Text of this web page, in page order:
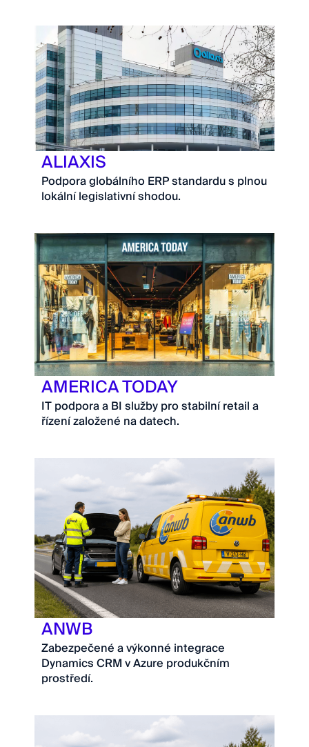
ALIAXIS
Podpora globálního ERP standardu s plnou
lokální legislativní shodou.
AMERICA TODAY
IT podpora a BI služby pro stabilní retail a
řízení založené na datech.
ANWB
Zabezpečené a výkonné integrace
Dynamics CRM v Azure produkčním
prostředí.